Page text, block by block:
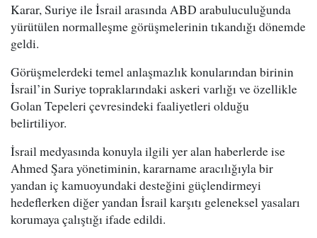
Karar, Suriye ile İsrail arasında ABD arabuluculuğunda
yürütülen normalleşme görüşmelerinin tıkandığı dönemde
geldi.
Görüşmelerdeki temel anlaşmazlık konularından birinin
İsrail’in Suriye topraklarındaki askeri varlığı ve özellikle
Golan Tepeleri çevresindeki faaliyetleri olduğu
belirtiliyor.
İsrail medyasında konuyla ilgili yer alan haberlerde ise
Ahmed Şara yönetiminin, kararname aracılığıyla bir
yandan iç kamuoyundaki desteğini güçlendirmeyi
hedeflerken diğer yandan İsrail karşıtı geleneksel yasaları
korumaya çalıştığı ifade edildi.